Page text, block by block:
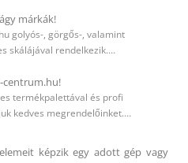
márkák!
golyós-, görgős-, valamint
skálájával rendelkezik.…
centrum.hu!
termékpalettával és profi
kedves megrendelőinket.…
képzik egy adott gép vagy